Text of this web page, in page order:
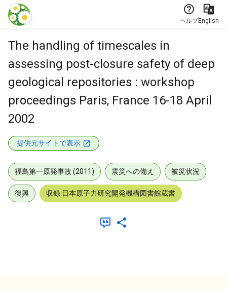
本文に飛ぶ
ヘルプEnglish
The handling of timescales in
assessing post-closure safety of deep
geological repositories : workshop
proceedings Paris, France 16-18 April
2002
提供元サイトで表示
福島第一原発事故 (2011) 震災への備え 被災状況
復興 収録:日本原子力研究開発機構図書館蔵書